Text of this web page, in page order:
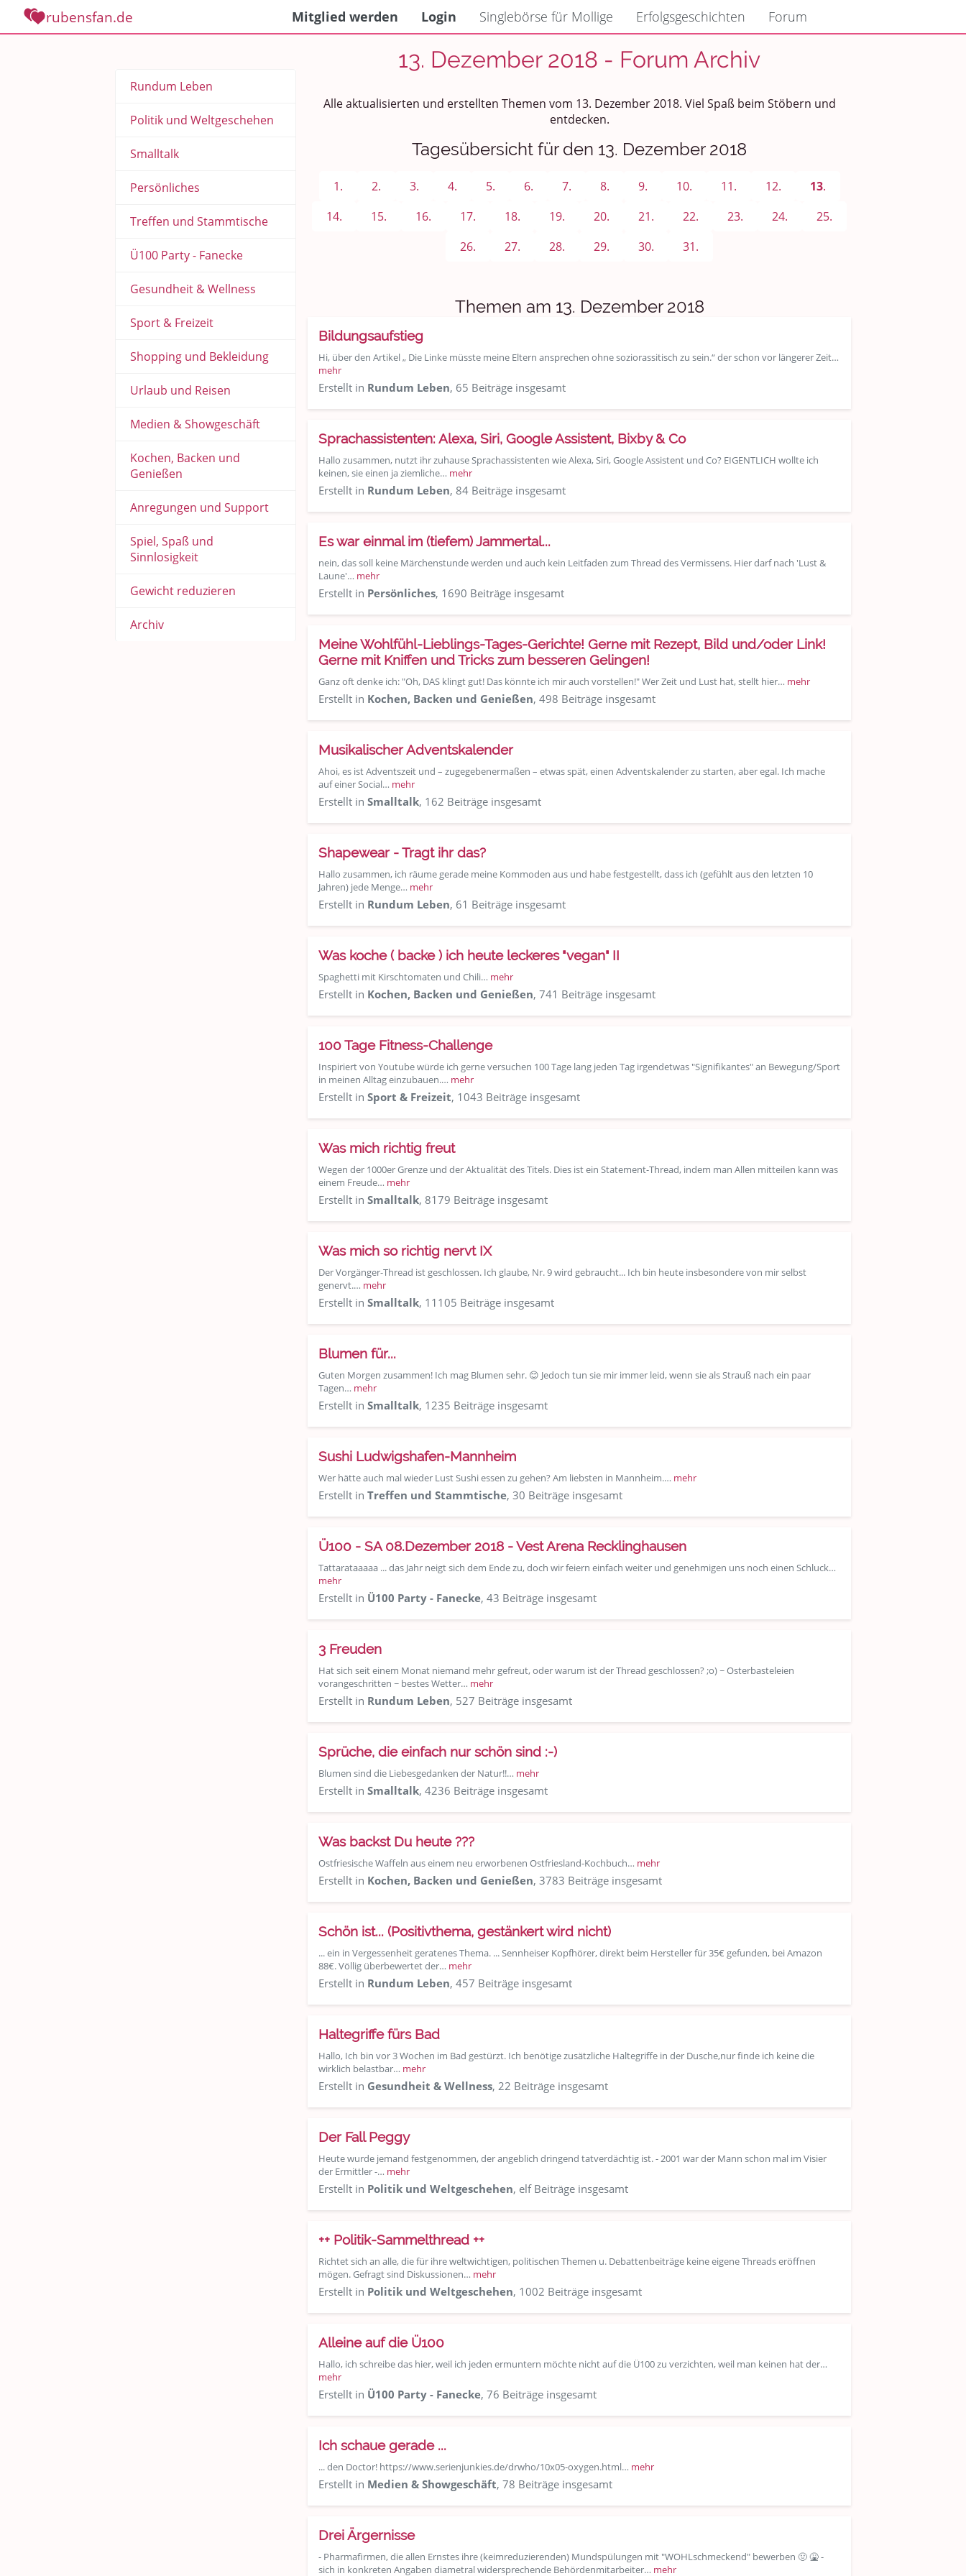
rubensfan.de Mitglied werden Login Singlebörse für Mollige Erfolgsgeschichten Forum
Rundum Leben
Politik und Weltgeschehen
Smalltalk
Persönliches
Treffen und Stammtische
Ü100 Party - Fanecke
Gesundheit & Wellness
Sport & Freizeit
Shopping und Bekleidung
Urlaub und Reisen
Medien & Showgeschäft
Kochen, Backen und
Genießen
Anregungen und Support
Spiel, Spaß und
Sinnlosigkeit
Gewicht reduzieren
Archiv
13. Dezember 2018 - Forum Archiv
Alle aktualisierten und erstellten Themen vom 13. Dezember 2018. Viel Spaß beim Stöbern und
entdecken.
Tagesübersicht für den 13. Dezember 2018
1. 2. 3. 4. 5. 6. 7. 8. 9. 10. 11. 12. 13.
14.
15. 16. 17. 18. 19. 20. 21. 22. 23. 24.
25.
26.
27. 28. 29. 30. 31.
Themen am 13. Dezember 2018
Bildungsaufstieg
Hi, über den Artikel „ Die Linke müsste meine Eltern ansprechen ohne soziorassitisch zu sein.“ der schon vor längerer Zeit…
mehr
Erstellt in Rundum Leben, 65 Beiträge insgesamt
Sprachassistenten: Alexa, Siri, Google Assistent, Bixby & Co
Hallo zusammen, nutzt ihr zuhause Sprachassistenten wie Alexa, Siri, Google Assistent und Co? EIGENTLICH wollte ich
keinen, sie einen ja ziemliche… mehr
Erstellt in Rundum Leben, 84 Beiträge insgesamt
Es war einmal im (tiefem) Jammertal...
nein, das soll keine Märchenstunde werden und auch kein Leitfaden zum Thread des Vermissens. Hier darf nach 'Lust &
Laune'… mehr
Erstellt in Persönliches, 1690 Beiträge insgesamt
Meine Wohlfühl-Lieblings-Tages-Gerichte! Gerne mit Rezept, Bild und/oder Link!
Gerne mit Kniffen und Tricks zum besseren Gelingen!
Ganz oft denke ich: "Oh, DAS klingt gut! Das könnte ich mir auch vorstellen!" Wer Zeit und Lust hat, stellt hier… mehr
Erstellt in Kochen, Backen und Genießen, 498 Beiträge insgesamt
Musikalischer Adventskalender
Ahoi, es ist Adventszeit und – zugegebenermaßen – etwas spät, einen Adventskalender zu starten, aber egal. Ich mache
auf einer Social… mehr
Erstellt in Smalltalk, 162 Beiträge insgesamt
Shapewear - Tragt ihr das?
Hallo zusammen, ich räume gerade meine Kommoden aus und habe festgestellt, dass ich (gefühlt aus den letzten 10
Jahren) jede Menge… mehr
Erstellt in Rundum Leben, 61 Beiträge insgesamt
Was koche ( backe ) ich heute leckeres "vegan" II
Spaghetti mit Kirschtomaten und Chili… mehr
Erstellt in Kochen, Backen und Genießen, 741 Beiträge insgesamt
100 Tage Fitness-Challenge
Inspiriert von Youtube würde ich gerne versuchen 100 Tage lang jeden Tag irgendetwas "Signifikantes" an Bewegung/Sport
in meinen Alltag einzubauen.… mehr
Erstellt in Sport & Freizeit, 1043 Beiträge insgesamt
Was mich richtig freut
Wegen der 1000er Grenze und der Aktualität des Titels. Dies ist ein Statement-Thread, indem man Allen mitteilen kann was
einem Freude… mehr
Erstellt in Smalltalk, 8179 Beiträge insgesamt
Was mich so richtig nervt IX
Der Vorgänger-Thread ist geschlossen. Ich glaube, Nr. 9 wird gebraucht... Ich bin heute insbesondere von mir selbst
genervt.… mehr
Erstellt in Smalltalk, 11105 Beiträge insgesamt
Blumen für...
Guten Morgen zusammen! Ich mag Blumen sehr. 😊 Jedoch tun sie mir immer leid, wenn sie als Strauß nach ein paar
Tagen… mehr
Erstellt in Smalltalk, 1235 Beiträge insgesamt
Sushi Ludwigshafen-Mannheim
Wer hätte auch mal wieder Lust Sushi essen zu gehen? Am liebsten in Mannheim.… mehr
Erstellt in Treffen und Stammtische, 30 Beiträge insgesamt
Ü100 - SA 08.Dezember 2018 - Vest Arena Recklinghausen
Tattarataaaaa ... das Jahr neigt sich dem Ende zu, doch wir feiern einfach weiter und genehmigen uns noch einen Schluck…
mehr
Erstellt in Ü100 Party - Fanecke, 43 Beiträge insgesamt
3 Freuden
Hat sich seit einem Monat niemand mehr gefreut, oder warum ist der Thread geschlossen? ;o) ~ Osterbasteleien
vorangeschritten ~ bestes Wetter… mehr
Erstellt in Rundum Leben, 527 Beiträge insgesamt
Sprüche, die einfach nur schön sind :-)
Blumen sind die Liebesgedanken der Natur!!… mehr
Erstellt in Smalltalk, 4236 Beiträge insgesamt
Was backst Du heute ???
Ostfriesische Waffeln aus einem neu erworbenen Ostfriesland-Kochbuch… mehr
Erstellt in Kochen, Backen und Genießen, 3783 Beiträge insgesamt
Schön ist... (Positivthema, gestänkert wird nicht)
... ein in Vergessenheit geratenes Thema. ... Sennheiser Kopfhörer, direkt beim Hersteller für 35€ gefunden, bei Amazon
88€. Völlig überbewertet der… mehr
Erstellt in Rundum Leben, 457 Beiträge insgesamt
Haltegriffe fürs Bad
Hallo, Ich bin vor 3 Wochen im Bad gestürzt. Ich benötige zusätzliche Haltegriffe in der Dusche,nur finde ich keine die
wirklich belastbar… mehr
Erstellt in Gesundheit & Wellness, 22 Beiträge insgesamt
Der Fall Peggy
Heute wurde jemand festgenommen, der angeblich dringend tatverdächtig ist. - 2001 war der Mann schon mal im Visier
der Ermittler -… mehr
Erstellt in Politik und Weltgeschehen, elf Beiträge insgesamt
++ Politik-Sammelthread ++
Richtet sich an alle, die für ihre weltwichtigen, politischen Themen u. Debattenbeiträge keine eigene Threads eröffnen
mögen. Gefragt sind Diskussionen… mehr
Erstellt in Politik und Weltgeschehen, 1002 Beiträge insgesamt
Alleine auf die Ü100
Hallo, ich schreibe das hier, weil ich jeden ermuntern möchte nicht auf die Ü100 zu verzichten, weil man keinen hat der…
mehr
Erstellt in Ü100 Party - Fanecke, 76 Beiträge insgesamt
Ich schaue gerade ...
... den Doctor! https://www.serienjunkies.de/drwho/10x05-oxygen.html… mehr
Erstellt in Medien & Showgeschäft, 78 Beiträge insgesamt
Drei Ärgernisse
- Pharmafirmen, die allen Ernstes ihre (keimreduzierenden) Mundspülungen mit "WOHLschmeckend" bewerben 🤢 🤮 -
sich in konkreten Angaben diametral widersprechende Behördenmitarbeiter… mehr